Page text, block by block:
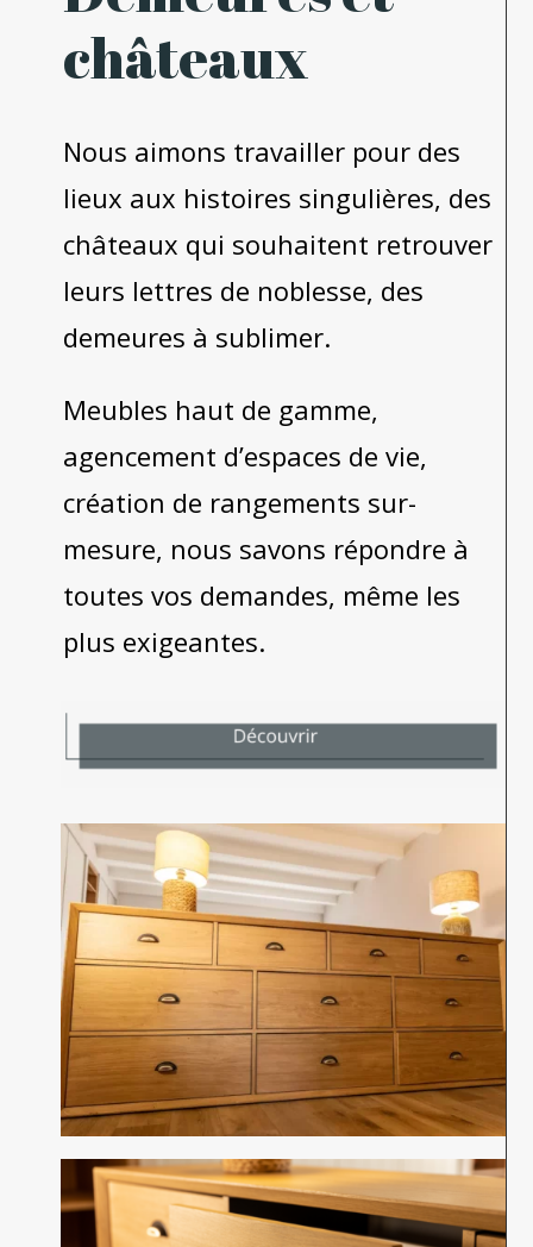
châteaux
Nous aimons travailler pour des
lieux aux histoires singulières, des
châteaux qui souhaitent retrouver
leurs lettres de noblesse, des
demeures à sublimer.
Meubles haut de gamme,
agencement d’espaces de vie,
création de rangements sur-
mesure, nous savons répondre à
toutes vos demandes, même les
plus exigeantes.